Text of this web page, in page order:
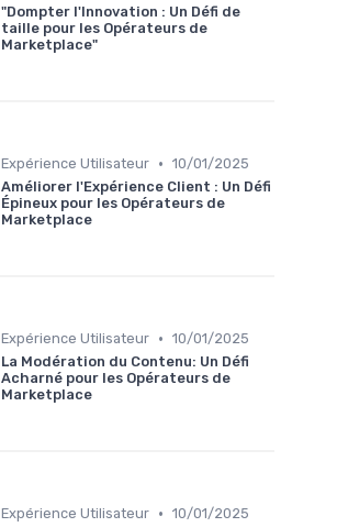
"Dompter l'Innovation : Un Défi de
taille pour les Opérateurs de
Marketplace"
Expérience Utilisateur • 10/01/2025
Améliorer l'Expérience Client : Un Défi
Épineux pour les Opérateurs de
Marketplace
Expérience Utilisateur • 10/01/2025
La Modération du Contenu: Un Défi
Acharné pour les Opérateurs de
Marketplace
Expérience Utilisateur • 10/01/2025